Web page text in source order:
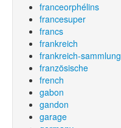
franceorphélins
francesuper
francs
frankreich
frankreich-sammlung
französische
french
gabon
gandon
garage